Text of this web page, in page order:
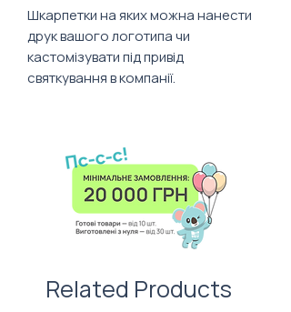
Шкарпетки на яких можна нанести
друк вашого логотипа чи
кастомізувати під привід
святкування в компанії.
Related Products